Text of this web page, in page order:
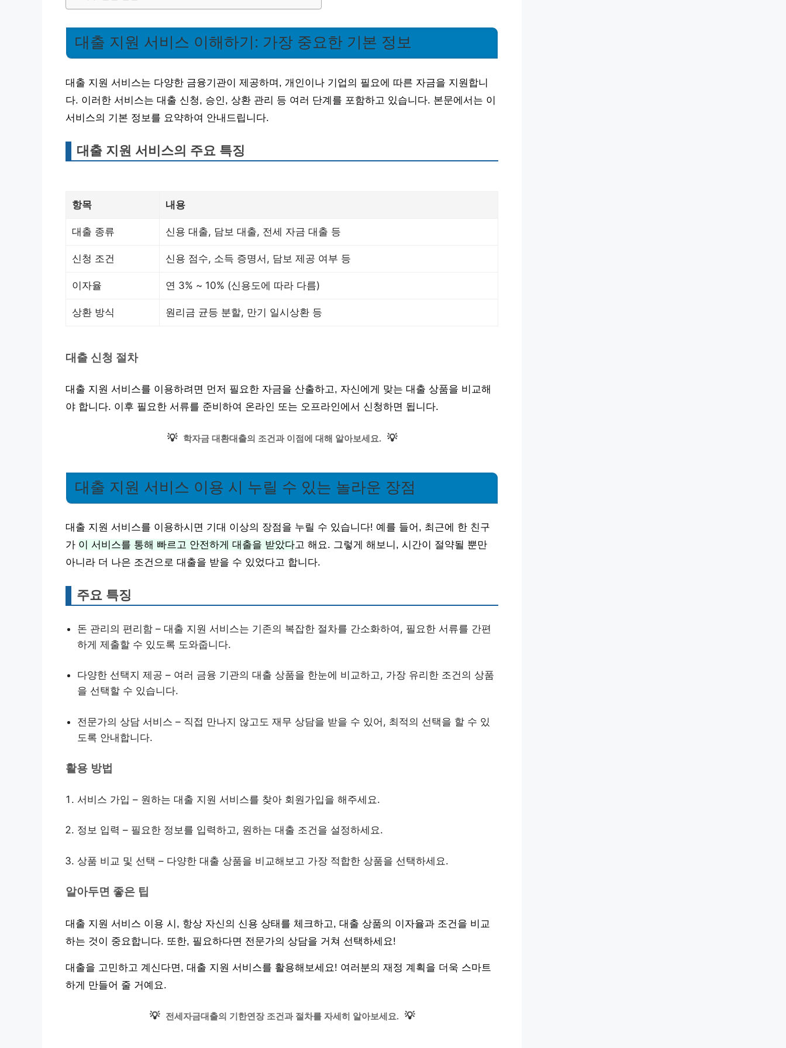
대출 지원 서비스 이해하기: 가장 중요한 기본 정보
대출 지원 서비스는 다양한 금융기관이 제공하며, 개인이나 기업의 필요에 따른 자금을 지원합니
다. 이러한 서비스는 대출 신청, 승인, 상환 관리 등 여러 단계를 포함하고 있습니다. 본문에서는 이
서비스의 기본 정보를 요약하여 안내드립니다.
대출 지원 서비스의 주요 특징
항목 내용
대출 종류 신용 대출, 담보 대출, 전세 자금 대출 등
신청 조건 신용 점수, 소득 증명서, 담보 제공 여부 등
이자율 연 3% ~ 10% (신용도에 따라 다름)
상환 방식 원리금 균등 분할, 만기 일시상환 등
대출 신청 절차
대출 지원 서비스를 이용하려면 먼저 필요한 자금을 산출하고, 자신에게 맞는 대출 상품을 비교해
야 합니다. 이후 필요한 서류를 준비하여 온라인 또는 오프라인에서 신청하면 됩니다.
💡 학자금 대환대출의 조건과 이점에 대해 알아보세요. 💡
대출 지원 서비스 이용 시 누릴 수 있는 놀라운 장점
대출 지원 서비스를 이용하시면 기대 이상의 장점을 누릴 수 있습니다! 예를 들어, 최근에 한 친구
가 이 서비스를 통해 빠르고 안전하게 대출을 받았다고 해요. 그렇게 해보니, 시간이 절약될 뿐만
아니라 더 나은 조건으로 대출을 받을 수 있었다고 합니다.
주요 특징
돈 관리의 편리함 – 대출 지원 서비스는 기존의 복잡한 절차를 간소화하여, 필요한 서류를 간편
하게 제출할 수 있도록 도와줍니다.
다양한 선택지 제공 – 여러 금융 기관의 대출 상품을 한눈에 비교하고, 가장 유리한 조건의 상품
을 선택할 수 있습니다.
전문가의 상담 서비스 – 직접 만나지 않고도 재무 상담을 받을 수 있어, 최적의 선택을 할 수 있
도록 안내합니다.
활용 방법
서비스 가입 – 원하는 대출 지원 서비스를 찾아 회원가입을 해주세요.
정보 입력 – 필요한 정보를 입력하고, 원하는 대출 조건을 설정하세요.
상품 비교 및 선택 – 다양한 대출 상품을 비교해보고 가장 적합한 상품을 선택하세요.
알아두면 좋은 팁
대출 지원 서비스 이용 시, 항상 자신의 신용 상태를 체크하고, 대출 상품의 이자율과 조건을 비교
하는 것이 중요합니다. 또한, 필요하다면 전문가의 상담을 거쳐 선택하세요!
대출을 고민하고 계신다면, 대출 지원 서비스를 활용해보세요! 여러분의 재정 계획을 더욱 스마트
하게 만들어 줄 거예요.
💡 전세자금대출의 기한연장 조건과 절차를 자세히 알아보세요. 💡